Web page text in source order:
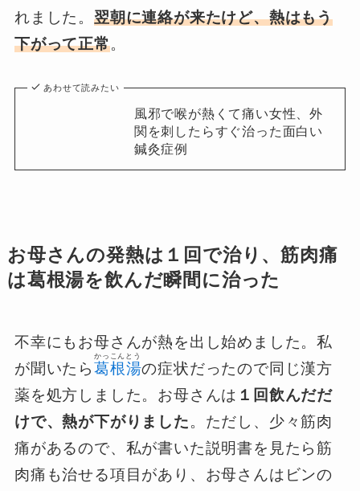
れました。 翌朝に連絡が来たけど、熱はもう
下がって正常。
あわせて読みたい
風邪で喉が熱くて痛い女性、外
関を刺したらすぐ治った面白い
鍼灸症例
お母さんの発熱は１回で治り、筋肉痛
は葛根湯を飲んだ瞬間に治った
不幸にもお母さんが熱を出し始めました。私
が聞いたら葛根湯
かっこんとう
の症状だったので同じ漢方
薬を処方しました。お母さんは １回飲んだだ
けで、熱が下がりました。ただし、少々筋肉
痛があるので、私が書いた説明書を見たら筋
肉痛も治せる項目があり、お母さんはビンの